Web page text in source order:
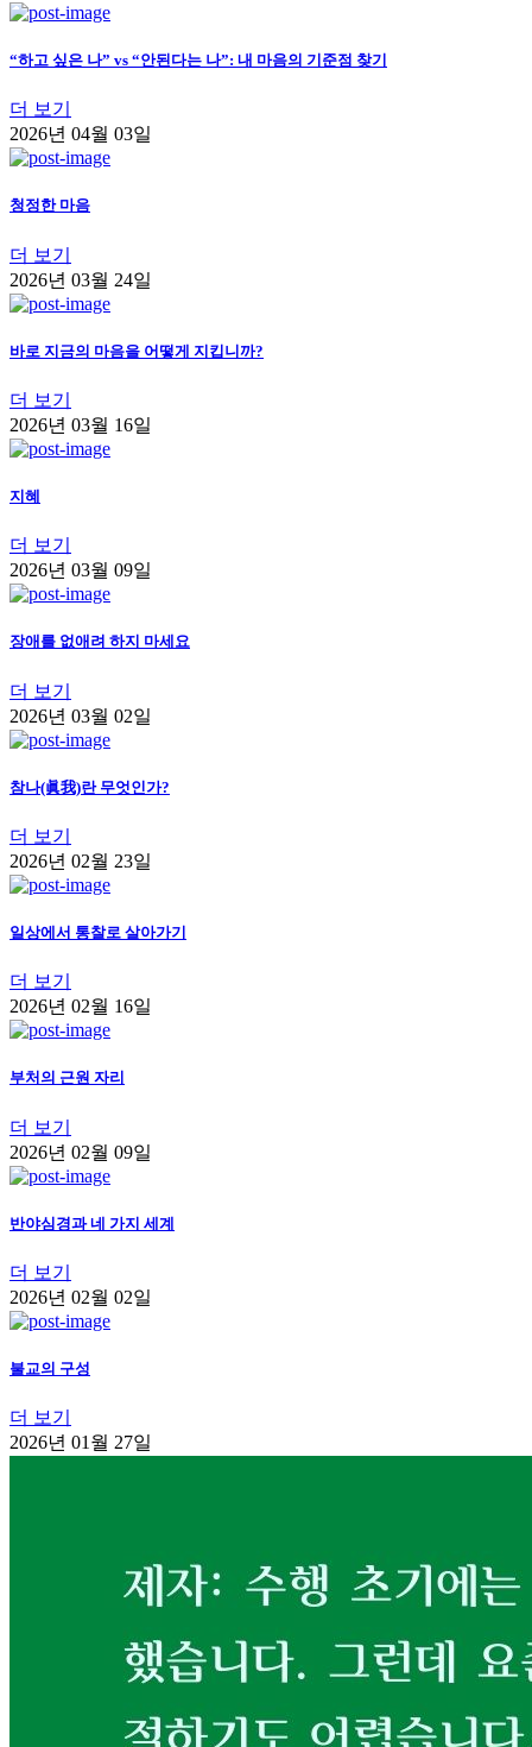
“하고 싶은 나” vs “안된다는 나”: 내 마음의 기준점 찾기
더 보기
2026년 04월 03일
청정한 마음
더 보기
2026년 03월 24일
바로 지금의 마음을 어떻게 지킵니까?
더 보기
2026년 03월 16일
지혜
더 보기
2026년 03월 09일
장애를 없애려 하지 마세요
더 보기
2026년 03월 02일
참나(眞我)란 무엇인가?
더 보기
2026년 02월 23일
일상에서 통찰로 살아가기
더 보기
2026년 02월 16일
부처의 근원 자리
더 보기
2026년 02월 09일
반야심경과 네 가지 세계
더 보기
2026년 02월 02일
불교의 구성
더 보기
2026년 01월 27일